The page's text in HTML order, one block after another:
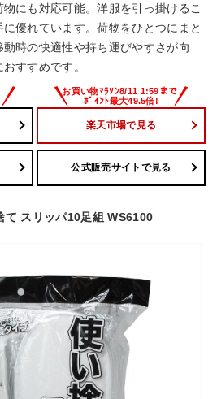
にも対応可能。洋服を引っ掛けるこ
優れています。荷物をひとつにまと
時の快適性や持ち運びやすさが向
すすめです。
楽天市場で見る
公式販売サイトで見る
て スリッパ10足組 WS6100